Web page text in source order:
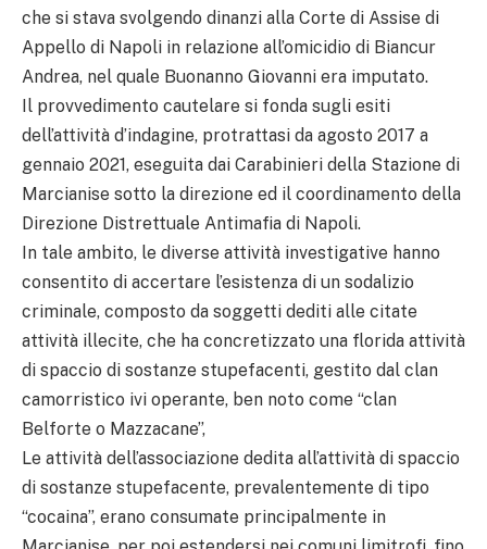
che si stava svolgendo dinanzi alla Corte di Assise di
Appello di Napoli in relazione all’omicidio di Biancur
Andrea, nel quale Buonanno Giovanni era imputato.
Il provvedimento cautelare si fonda sugli esiti
dell’attività d’indagine, protrattasi da agosto 2017 a
gennaio 2021, eseguita dai Carabinieri della Stazione di
Marcianise sotto la direzione ed il coordinamento della
Direzione Distrettuale Antimafia di Napoli.
In tale ambito, le diverse attività investigative hanno
consentito di accertare l’esistenza di un sodalizio
criminale, composto da soggetti dediti alle citate
attività illecite, che ha concretizzato una florida attività
di spaccio di sostanze stupefacenti, gestito dal clan
camorristico ivi operante, ben noto come “clan
Belforte o Mazzacane”,
Le attività dell’associazione dedita all’attività di spaccio
di sostanze stupefacente, prevalentemente di tipo
“cocaina”, erano consumate principalmente in